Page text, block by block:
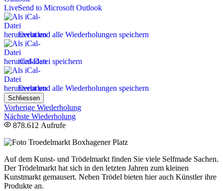
Send to Microsoft Outlook
Event und alle Wiederholungen speichern
iCal-Datei speichern
Event und alle Wiederholungen speichern
Schliessen
Vorherige Wiederholung
Nächste Wiederholung
878.612 Aufrufe
Auf dem Kunst- und Trödelmarkt finden Sie viele Selfmade Sachen.
Der Trödelmarkt hat sich in den letzten Jahren zum kleinen
Kunstmarkt gemausert. Neben Trödel bieten hier auch Künstler ihre
Produkte an.